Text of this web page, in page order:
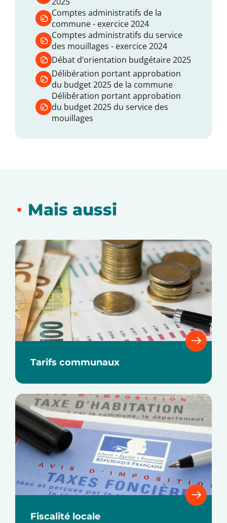
administratif, relevé des opérations financières
réalisées qui permet également de constater dans
quelle mesure les dispositions du budget primitif
ont été concrétisées.
D’autre part, le receveur du Trésor Public agit en
qualité de comptable. Il est chargé du
recouvrement des créances, du paiement des
dépenses et consigne ces opérations dans un
compte de gestion. En fin d’exercice, ces deux
adoptés par le Conseil municipal, au plus tard le 30
Comptes administratifs de la
commune - exercice 2024
Comptes administratifs du service
des mouillages - exercice 2024
Débat d’orientation budgétaire 2025
Délibération portant approbation
du budget 2025 de la commune
Délibération portant approbation
du budget 2025 du service des
mouillages
Mais aussi
Tarifs communaux
Fiscalité locale